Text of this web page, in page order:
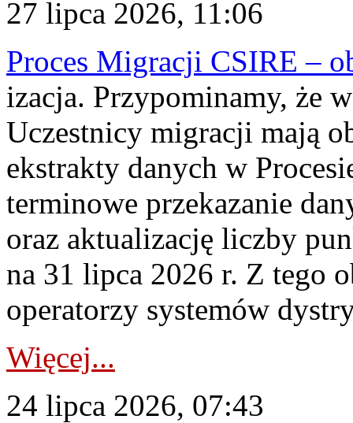
27 lipca 2026, 11:06
Proces Migracji CSIRE –
izacja. Przypominamy, że
Uczestnicy migracji mają
ekstrakty danych w
terminowe przekazanie
oraz aktualizację liczby
na 31 lipca 2026 r. Z tego
operatorzy systemów
Więcej...
24 lipca 2026, 07:43